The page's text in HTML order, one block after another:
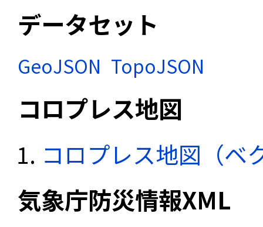
データセット
GeoJSON TopoJSON
コロプレス地図
コロプレス地図（ベ
気象庁防災情報XML